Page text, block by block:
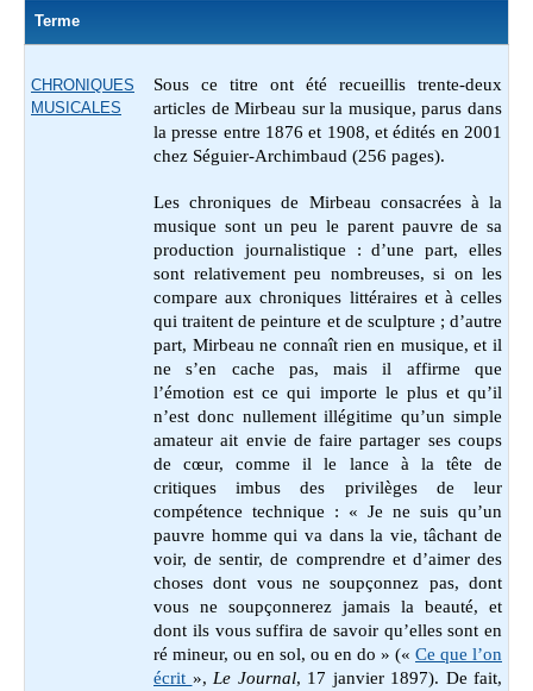
Terme
CHRONIQUES
MUSICALES
Sous ce titre ont été recueillis trente-deux
articles de Mirbeau sur la musique, parus dans
la presse entre 1876 et 1908, et édités en 2001
chez Séguier-Archimbaud (256 pages).
Les chroniques de Mirbeau consacrées à la
musique sont un peu le parent pauvre de sa
production journalistique : d’une part, elles
sont relativement peu nombreuses, si on les
compare aux chroniques littéraires et à celles
qui traitent de peinture et de sculpture ; d’autre
part, Mirbeau ne connaît rien en musique, et il
ne s’en cache pas, mais il affirme que
l’émotion est ce qui importe le plus et qu’il
n’est donc nullement illégitime qu’un simple
amateur ait envie de faire partager ses coups
de cœur, comme il le lance à la tête de
critiques imbus des privilèges de leur
compétence technique : « Je ne suis qu’un
pauvre homme qui va dans la vie, tâchant de
voir, de sentir, de comprendre et d’aimer des
choses dont vous ne soupçonnez pas, dont
vous ne soupçonnerez jamais la beauté, et
dont ils vous suffira de savoir qu’elles sont en
ré mineur, ou en sol, ou en do » (« Ce que l’on
écrit », Le Journal, 17 janvier 1897). De fait,